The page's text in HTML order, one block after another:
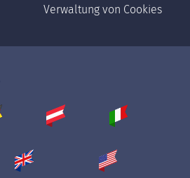
Verwaltung von Cookies